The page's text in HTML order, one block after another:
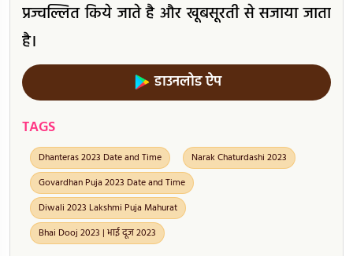
प्रज्वल्लित किये जाते है और खूबसूरती से सजाया जाता
है।
डाउनलोड ऐप
TAGS
Dhanteras 2023 Date and Time
Narak Chaturdashi 2023
Govardhan Puja 2023 Date and Time
Diwali 2023 Lakshmi Puja Mahurat
Bhai Dooj 2023 | भाई दूज 2023